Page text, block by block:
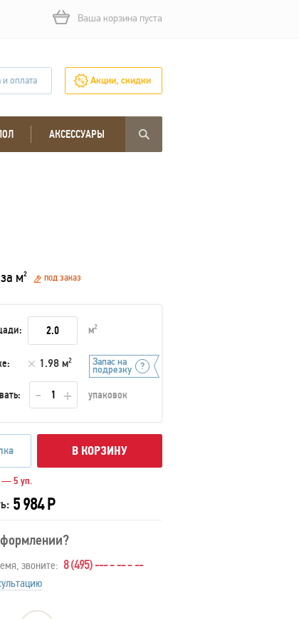
Ваша корзина пуста
и оплата Акции, скидки
АКСЕССУАРЫ
за м2 под заказ
м2
1.98 м2
упаковок
Запас на
подрезку
В КОРЗИНУ
— 5 уп.
5 984 Р
звоните: 8 (495) --- - -- - --